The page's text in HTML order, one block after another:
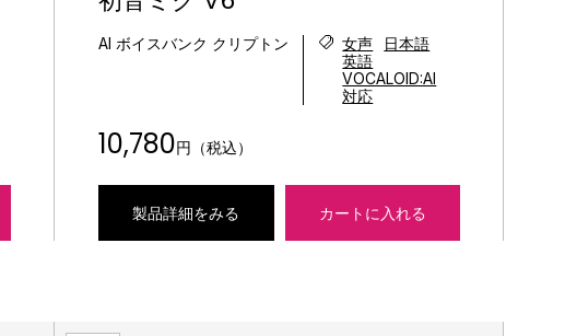
AI ボイスバンク クリプトン 女声
日本語
英語
VOCALOID:AI
対応
10,780円（税込）
製品詳細をみる カートに入れる